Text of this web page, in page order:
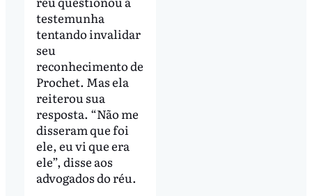
testemunha
tentando invalidar
seu
reconhecimento de
Prochet. Mas ela
reiterou sua
resposta. “Não me
disseram que foi
ele, eu vi que era
ele”, disse aos
advogados do réu.